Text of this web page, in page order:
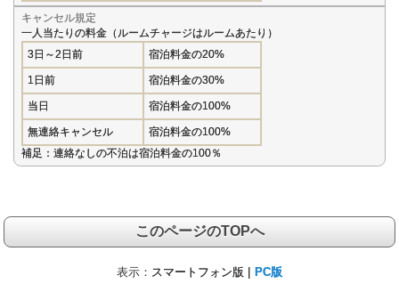
キャンセル規定
一人当たりの料金（ルームチャージはルームあたり）
3日～2日前
宿泊料金の20%
1日前 宿泊料金の30%
当日 宿泊料金の100%
無連絡キャンセル
宿泊料金の100%
補足：連絡なしの不泊は宿泊料金の100％
このページのTOPへ
表示： スマートフォン版 | PC版